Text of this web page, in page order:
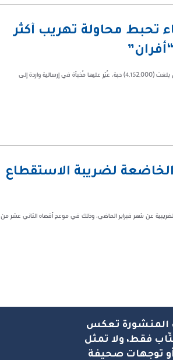
تُحبط محاولة تهريب أكثر
تمكّنت هيئة الزكاة والضريبة والجمارك في منفذ البطحاء من إحباط محاولة تهريب كمية من حبوب الكبتاجون بلغت (4,152,000) حبة، عُثِر عليها مُخبأة في إرسالية واردة إلى
لضريبة الاستقطاع
الضريبية عن شهر فبراير الماضي، وذلك في موعدٍ أقصاه الثاني عشر من
المنشورة تعكس
فقط، ولا تمثل
أو توجهات صحيفة